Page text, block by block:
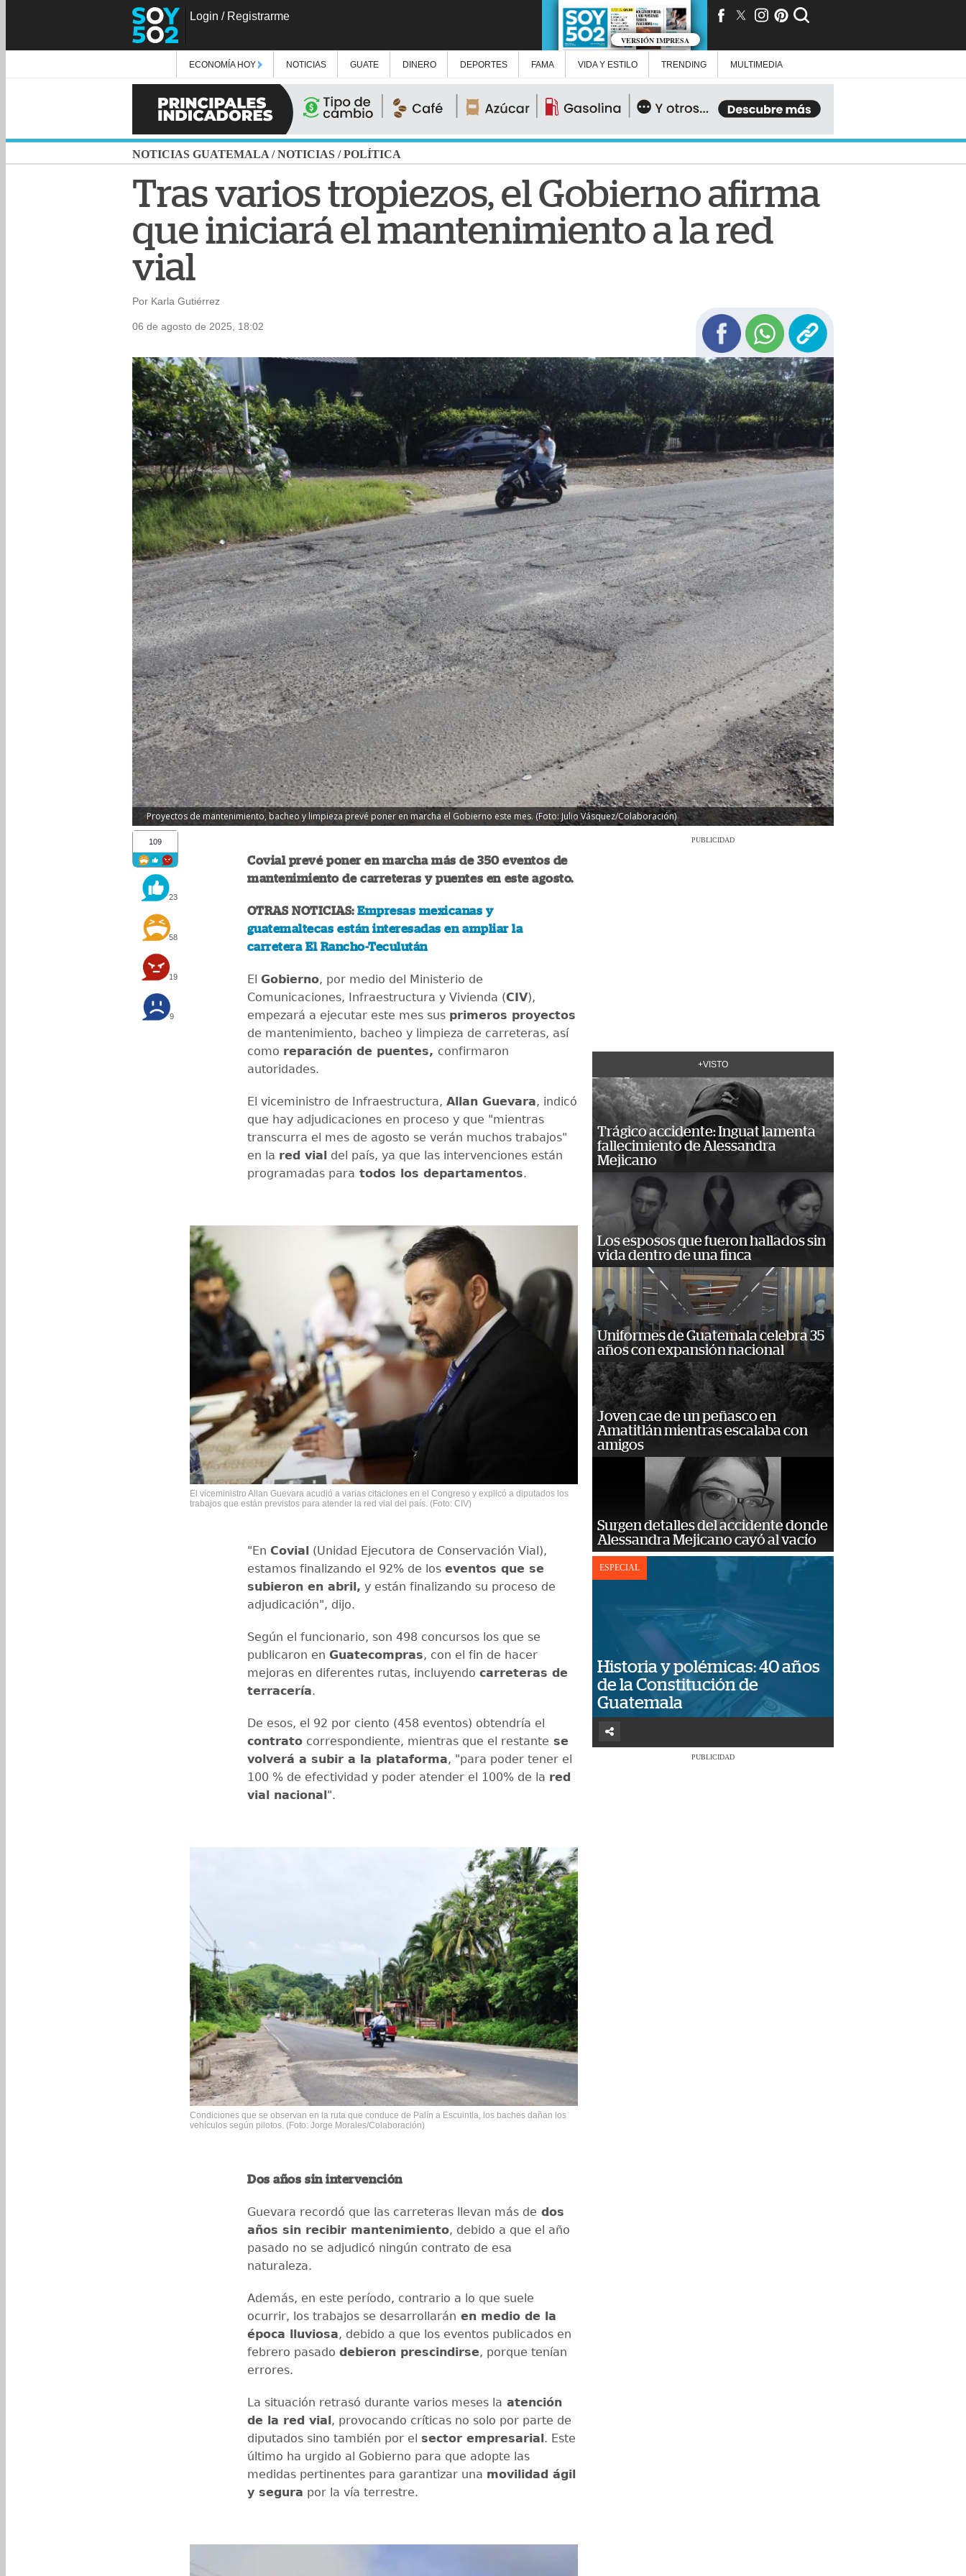
Login / Registrarme
VERSIÓN IMPRESA
ECONOMÍA HOY NOTICIAS GUATE DINERO DEPORTES FAMA VIDA Y ESTILO TRENDING MULTIMEDIA
NOTICIAS GUATEMALA /NOTICIAS /POLÍTICA
Tras varios tropiezos, el Gobierno afirma
que iniciará el mantenimiento a la red
vial
Por Karla Gutiérrez
06 de agosto de 2025, 18:02
Proyectos de mantenimiento, bacheo y limpieza prevé poner en marcha el Gobierno este mes. (Foto: Julio Vásquez/Colaboración)
109
23
58
19
9
Covial prevé poner en marcha más de 350 eventos de
mantenimiento de carreteras y puentes en este agosto.
OTRAS NOTICIAS:Empresas mexicanas y
guatemaltecas están interesadas en ampliar la
carretera El Rancho-Teculután
El Gobierno, por medio del Ministerio de
Comunicaciones, Infraestructura y Vivienda (CIV),
empezará a ejecutar este mes sus primeros proyectos
de mantenimiento, bacheo y limpieza de carreteras, así
como reparación de puentes, confirmaron
autoridades.
El viceministro de Infraestructura, Allan Guevara, indicó
que hay adjudicaciones en proceso y que "mientras
transcurra el mes de agosto se verán muchos trabajos"
en la red vial del país, ya que las intervenciones están
programadas para todos los departamentos.
El viceministro Allan Guevara acudió a varias citaciones en el Congreso y explicó a diputados los
trabajos que están previstos para atender la red vial del país. (Foto: CIV)
"En Covial (Unidad Ejecutora de Conservación Vial),
estamos finalizando el 92% de los eventos que se
subieron en abril, y están finalizando su proceso de
adjudicación", dijo.
Según el funcionario, son 498 concursos los que se
publicaron en Guatecompras, con el fin de hacer
mejoras en diferentes rutas, incluyendo carreteras de
terracería.
De esos, el 92 por ciento (458 eventos) obtendría el
contrato correspondiente, mientras que el restante se
volverá a subir a la plataforma, "para poder tener el
100 % de efectividad y poder atender el 100% de la red
vial nacional".
Condiciones que se observan en la ruta que conduce de Palín a Escuintla, los baches dañan los
vehículos según pilotos. (Foto: Jorge Morales/Colaboración)
Dos años sin intervención
Guevara recordó que las carreteras llevan más de dos
años sin recibir mantenimiento, debido a que el año
pasado no se adjudicó ningún contrato de esa
naturaleza.
Además, en este período, contrario a lo que suele
ocurrir, los trabajos se desarrollarán en medio de la
época lluviosa, debido a que los eventos publicados en
febrero pasado debieron prescindirse, porque tenían
errores.
La situación retrasó durante varios meses la atención
de la red vial , provocando críticas no solo por parte de
diputados sino también por el sector empresarial . Este
último ha urgido al Gobierno para que adopte las
medidas pertinentes para garantizar una movilidad ágil
y segura por la vía terrestre.
PUBLICIDAD
+VISTO
Trágico accidente: Inguat lamenta
fallecimiento de Alessandra
Mejicano
Los esposos que fueron hallados sin
vida dentro de una finca
Uniformes de Guatemala celebra 35
años con expansión nacional
Joven cae de un peñasco en
Amatitlán mientras escalaba con
amigos
Surgen detalles del accidente donde
Alessandra Mejicano cayó al vacío
ESPECIAL
Historia y polémicas: 40 años
de la Constitución de
Guatemala
PUBLICIDAD